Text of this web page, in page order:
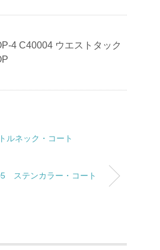
4 C40004 ウエストタック
ネック・コート
ステンカラー・コート